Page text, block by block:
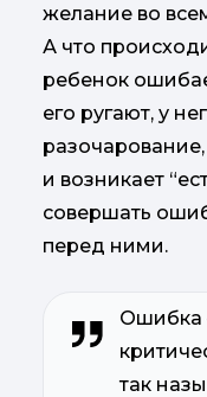
желание во
А что
ребенок
его ругают, у
и возникает
совершать
перед ними.
Ошибка
так